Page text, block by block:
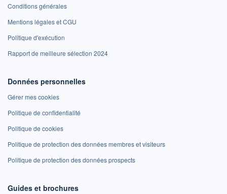
Conditions générales
Mentions légales et CGU
Politique d'exécution
Rapport de meilleure sélection 2024
Données personnelles
Gérer mes cookies
Politique de confidentialité
Politique de cookies
Politique de protection des données membres et visiteurs
Politique de protection des données prospects
Guides et brochures